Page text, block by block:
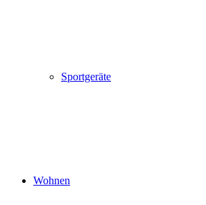
Sportgeräte
Wohnen